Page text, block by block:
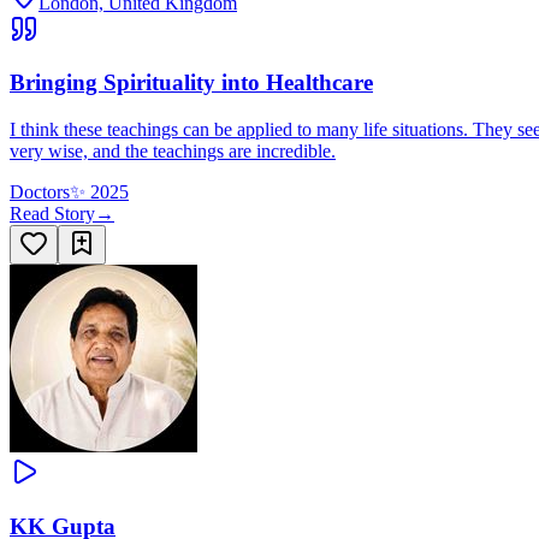
Bringing Spirituality into Healthcare
I think these teachings can be applied to many life situations. They
very wise, and the teachings are incredible.
Doctors✨ 2025
Read Story→
KK Gupta